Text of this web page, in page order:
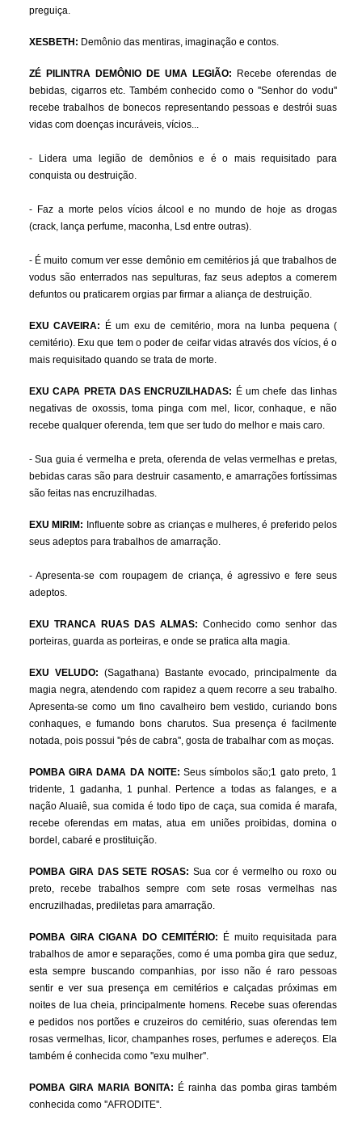
preguiça.
XESBETH: Demônio das mentiras, imaginação e contos.
ZÉ PILINTRA DEMÔNIO DE UMA LEGIÃO: Recebe oferendas de
bebidas, cigarros etc. Também conhecido como o ''Senhor do vodu''
recebe trabalhos de bonecos representando pessoas e destrói suas
vidas com doenças incuráveis, vícios...
- Lidera uma legião de demônios e é o mais requisitado para
conquista ou destruição.
- Faz a morte pelos vícios álcool e no mundo de hoje as drogas
(crack, lança perfume, maconha, Lsd entre outras).
- É muito comum ver esse demônio em cemitérios já que trabalhos de
vodus são enterrados nas sepulturas, faz seus adeptos a comerem
defuntos ou praticarem orgias par firmar a aliança de destruição.
EXU CAVEIRA: É um exu de cemitério, mora na lunba pequena (
cemitério). Exu que tem o poder de ceifar vidas através dos vícios, é o
mais requisitado quando se trata de morte.
EXU CAPA PRETA DAS ENCRUZILHADAS: É um chefe das linhas
negativas de oxossis, toma pinga com mel, licor, conhaque, e não
recebe qualquer oferenda, tem que ser tudo do melhor e mais caro.
- Sua guia é vermelha e preta, oferenda de velas vermelhas e pretas,
bebidas caras são para destruir casamento, e amarrações fortíssimas
são feitas nas encruzilhadas.
EXU MIRIM: Influente sobre as crianças e mulheres, é preferido pelos
seus adeptos para trabalhos de amarração.
- Apresenta-se com roupagem de criança, é agressivo e fere seus
adeptos.
EXU TRANCA RUAS DAS ALMAS:Conhecido como senhor das
porteiras, guarda as porteiras, e onde se pratica alta magia.
EXU VELUDO: (Sagathana) Bastante evocado, principalmente da
magia negra, atendendo com rapidez a quem recorre a seu trabalho.
Apresenta-se como um fino cavalheiro bem vestido, curiando bons
conhaques, e fumando bons charutos. Sua presença é facilmente
notada, pois possui ''pés de cabra'', gosta de trabalhar com as moças.
POMBA GIRA DAMA DA NOITE: Seus símbolos são;1 gato preto, 1
tridente, 1 gadanha, 1 punhal. Pertence a todas as falanges, e a
nação Aluaiê, sua comida é todo tipo de caça, sua comida é marafa,
recebe oferendas em matas, atua em uniões proibidas, domina o
bordel, cabaré e prostituição.
POMBA GIRA DAS SETE ROSAS:Sua cor é vermelho ou roxo ou
preto, recebe trabalhos sempre com sete rosas vermelhas nas
encruzilhadas, prediletas para amarração.
POMBA GIRA CIGANA DO CEMITÉRIO: É muito requisitada para
trabalhos de amor e separações, como é uma pomba gira que seduz,
esta sempre buscando companhias, por isso não é raro pessoas
sentir e ver sua presença em cemitérios e calçadas próximas em
noites de lua cheia, principalmente homens. Recebe suas oferendas
e pedidos nos portões e cruzeiros do cemitério, suas oferendas tem
rosas vermelhas, licor, champanhes roses, perfumes e adereços. Ela
também é conhecida como ''exu mulher''.
POMBA GIRA MARIA BONITA: É rainha das pomba giras também
conhecida como ''AFRODITE''.